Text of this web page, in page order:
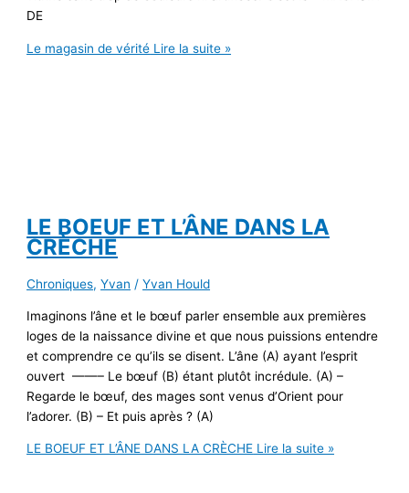
DE
Le magasin de vérité Lire la suite »
LE BOEUF ET L’ÂNE DANS LA
CRÈCHE
Chroniques,Yvan /Yvan Hould
Imaginons l’âne et le bœuf parler ensemble aux premières
loges de la naissance divine et que nous puissions entendre
et comprendre ce qu’ils se disent. L’âne (A) ayant l’esprit
ouvert ——– Le bœuf (B) étant plutôt incrédule. (A) –
Regarde le bœuf, des mages sont venus d’Orient pour
l’adorer. (B) – Et puis après ? (A)
LE BOEUF ET L’ÂNE DANS LA CRÈCHE Lire la suite »